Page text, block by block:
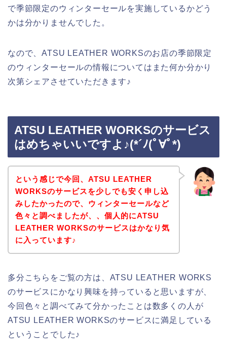
で季節限定のウィンターセールを実施しているかどう
かは分かりませんでした。
なので、ATSU LEATHER WORKSのお店の季節限定
のウィンターセールの情報についてはまた何か分かり
次第シェアさせていただきます♪
ATSU LEATHER WORKSのサービス
はめちゃいいですよ♪(*´ﾉ(ﾟ∀ﾟ*)
という感じで今回、ATSU LEATHER
WORKSのサービスを少しでも安く申し込
みしたかったので、ウィンターセールなど
色々と調べましたが、、個人的にATSU
LEATHER WORKSのサービスはかなり気
に入っています♪
多分こちらをご覧の方は、ATSU LEATHER WORKS
のサービスにかなり興味を持っていると思いますが、
今回色々と調べてみて分かったことは数多くの人が
ATSU LEATHER WORKSのサービスに満足している
ということでした♪